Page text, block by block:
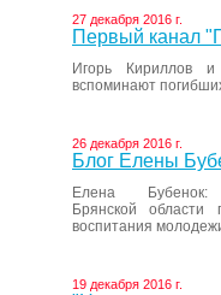
27 декабря 2016 г.
Первый канал
Игорь Кириллов
вспоминают
26 декабря 2016 г.
Блог Елены
Елена Бубенок:
Брянской области
воспитания
19 декабря 2016 г.